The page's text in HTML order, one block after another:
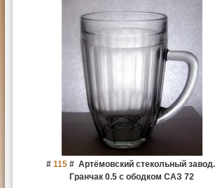
# 115 # Артёмовский стекольный завод.
Гранчак 0.5 с ободком САЗ 72